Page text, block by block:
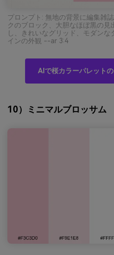
プロンプト: 無地の背景に編集雑
クのブロック、大胆なほぼ黒の見
し、きれいなグリッド、モダン
インの外観 --ar 3:4
AIで桜カラーパレット
10）ミニマルブロッサム